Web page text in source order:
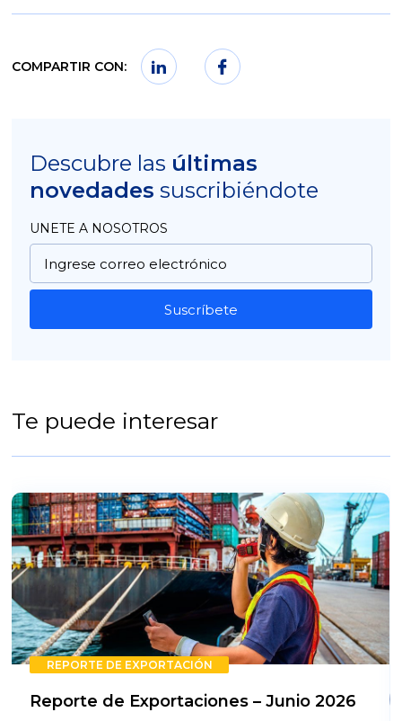
COMPARTIR CON:
Descubre las últimas
novedades suscribiéndote
UNETE A NOSOTROS
Suscríbete
Te puede interesar
REPORTE DE EXPORTACIÓN
Reporte de Exportaciones – Junio 2026